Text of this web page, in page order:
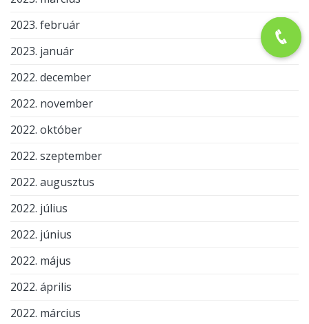
2023. február
2023. január
2022. december
2022. november
2022. október
2022. szeptember
2022. augusztus
2022. július
2022. június
2022. május
2022. április
2022. március